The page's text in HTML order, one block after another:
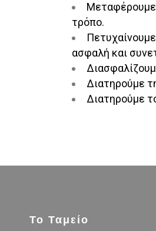
Μεταφέρουμε
τρόπο.
ασφαλή και
Διατηρούμε
Διατηρούμε
Το Ταμείο